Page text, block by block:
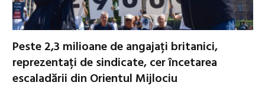
Peste 2,3 milioane de angajați britanici,
reprezentați de sindicate, cer încetarea
escaladării din Orientul Mijlociu